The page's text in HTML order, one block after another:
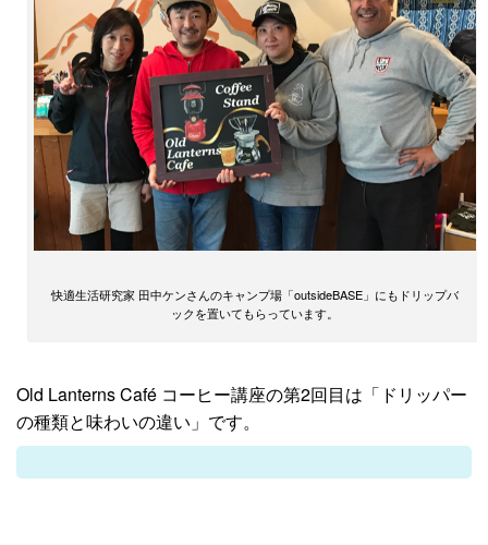
快適生活研究家 田中ケンさんのキャンプ場「outsideBASE」にもドリップバ
ックを置いてもらっています。
Old Lanterns Café コーヒー講座の第2回目は「ドリッパー
の種類と味わいの違い」です。